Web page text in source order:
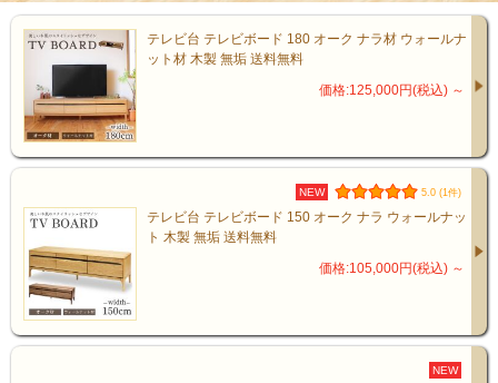
お部屋の雰囲気に合わせて選べま
す
・明るく優しい印象のオーク
テレビ台 テレビボード 180 オーク ナラ材 ウォールナ
ット材 木製 無垢 送料無料
価格:125,000円(税込) ～
NEW 5.0 (1件)
テレビ台 テレビボード 150 オーク ナラ ウォールナッ
ト 木製 無垢 送料無料
価格:105,000円(税込) ～
NEW